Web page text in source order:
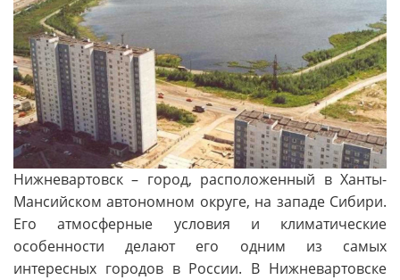
Нижневартовск – город, расположенный в Ханты-
Мансийском автономном округе, на западе Сибири.
Его атмосферные условия и климатические
особенности делают его одним из самых
интересных городов в России. В Нижневартовске